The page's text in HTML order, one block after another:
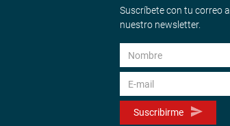
Suscríbete con tu correo a
nuestro newsletter.
Suscribirme